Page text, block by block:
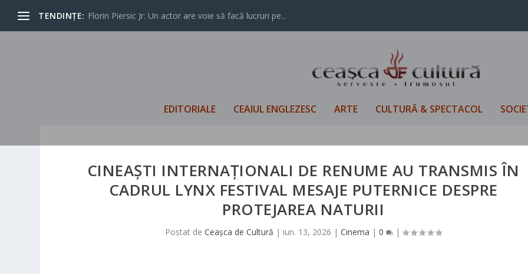
TENDINȚE: Florin Piersic Jr: Un actor are voie să facă lucruri pe...
EDITORIALE CEAIUL ENGLEZESC ARTE CULTURĂ & SPECTACOL
CINEAȘTI INTERNAȚIONALI DE RENUME AU TRANSMIS ÎN
CADRUL LYNX FESTIVAL MESAJE PUTERNICE DESPRE
PROTEJAREA NATURII
Postat deCeașca de Cultură | iun. 13, 2026 |Cinema |0 |